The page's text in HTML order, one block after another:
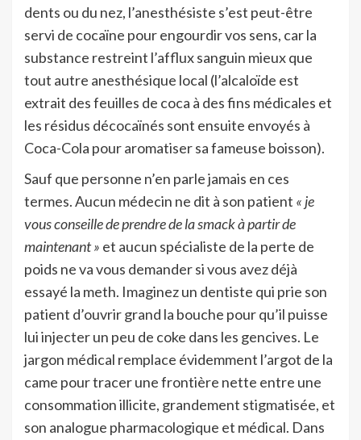
dents ou du nez, l’anesthésiste s’est peut-être
servi de cocaïne pour engourdir vos sens, car la
substance restreint l’afflux sanguin mieux que
tout autre anesthésique local (l’alcaloïde est
extrait des feuilles de coca à des fins médicales et
les résidus décocaïnés sont ensuite envoyés à
Coca-Cola pour aromatiser sa fameuse boisson).
Sauf que personne n’en parle jamais en ces
termes. Aucun médecin ne dit à son patient « je
vous conseille de prendre de la smack à partir de
maintenant » et aucun spécialiste de la perte de
poids ne va vous demander si vous avez déjà
essayé la meth. Imaginez un dentiste qui prie son
patient d’ouvrir grand la bouche pour qu’il puisse
lui injecter un peu de coke dans les gencives. Le
jargon médical remplace évidemment l’argot de la
came pour tracer une frontière nette entre une
consommation illicite, grandement stigmatisée, et
son analogue pharmacologique et médical. Dans